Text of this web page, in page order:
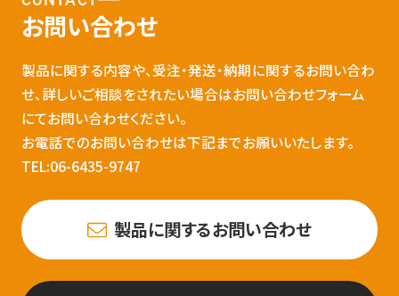
お問い合わせ
製品に関する内容や、受注・発送・納期に関するお問い合わ
せ、詳しいご相談をされたい場合はお問い合わせフォーム
にてお問い合わせください。
お電話でのお問い合わせは下記までお願いいたします。
TEL:06-6435-9747
製品に関するお問い合わせ